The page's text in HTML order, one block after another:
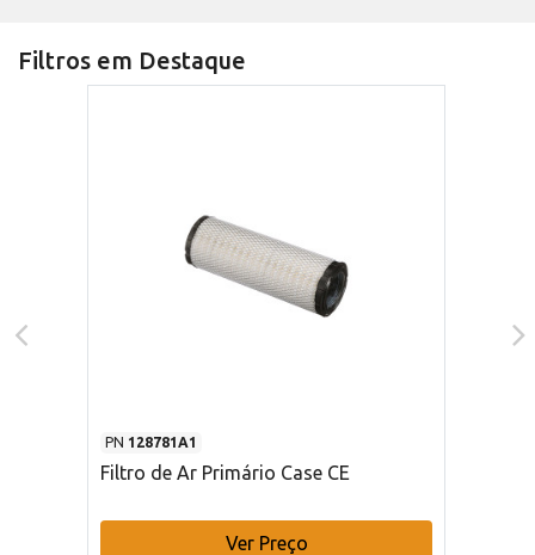
Filtros em Destaque
PN 128781A1
Filtro de Ar Primário Case CE
Ver Preço